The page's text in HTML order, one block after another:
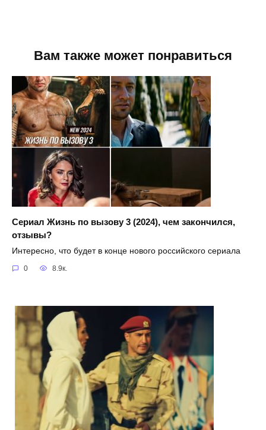
Вам также может понравиться
Сериал Жизнь по вызову 3 (2024), чем закончился,
отзывы?
Интересно, что будет в конце нового российского сериала
0 8.9к.